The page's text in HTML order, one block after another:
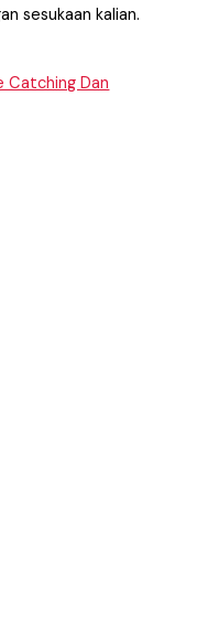
sesukaan kalian.
Catching Dan